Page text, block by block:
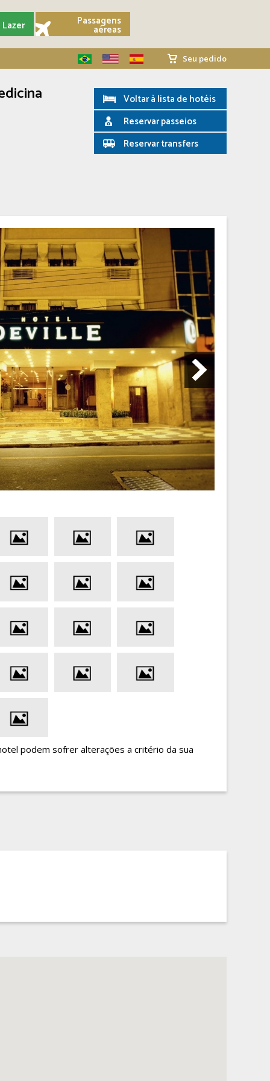
Lazer Passagens
aéreas
Seu pedido
Voltar à lista de hotéis
Reservar passeios
Reservar transfers
podem sofrer alterações a critério da sua